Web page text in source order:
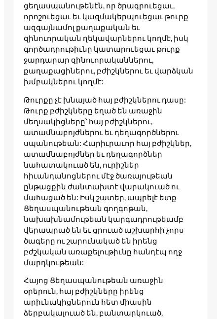
ցեղասպանութենէն, որ ծրագրուեցաւ,
որոշուեցաւ եւ կազմակերպուեցաւ թուրք
ազգայնամոլ քաղաքական եւ
զինուորական ղեկավարներու կողմէ, իսկ
գործադրութիւնը կատարուեցաւ թուրք
ջարդարար զինուորականներու,
քաղաքացիներու, բժիշկներու եւ վարձկան
խմբակներու կողմէ:
Թուրքը չէ խնայած հայ բժիշկներու դասը:
Թուրք բժիշկները եղած են առաջին
մեղսակիցները՝ հայ բժիշկներու,
ատամնաբոյժներու եւ դեղագործներու
սպանութեան: Հարիւրաւոր հայ բժիշկներ,
ատամնաբոյժներ եւ դեղագործներ
նահատակուած են, ուրիշներ
հիւանդանոցներու մէջ ծառայութեան
ընթացքին ժանտախտէ վարակուած ու
մահացած են: Իսկ շատեր, ապրելէ ետք
Ցեղասպանութեան գողգոթան,
նախախնամութեան կարգադրութեամբ
վերապրած են եւ ցրուած աշխարհի չորս
ծագերը ու շարունակած են իրենց
բժշկական առաքելութիւնը հանդէպ ողջ
մարդկութեան:
Հայոց Ցեղասպանութեան առաջին
օրերուն, հայ բժիշկները իրենց
արիւնակիցներուն հետ միասին
ձերբակալուած են, բանտարկուած,